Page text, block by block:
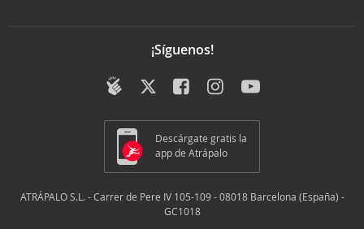
¡Síguenos!
Descárgate gratis la
app de Atrápalo
ATRÁPALO S.L. - Carrer de Pere IV 105-109 - 08018 Barcelona (España) -
GC1018